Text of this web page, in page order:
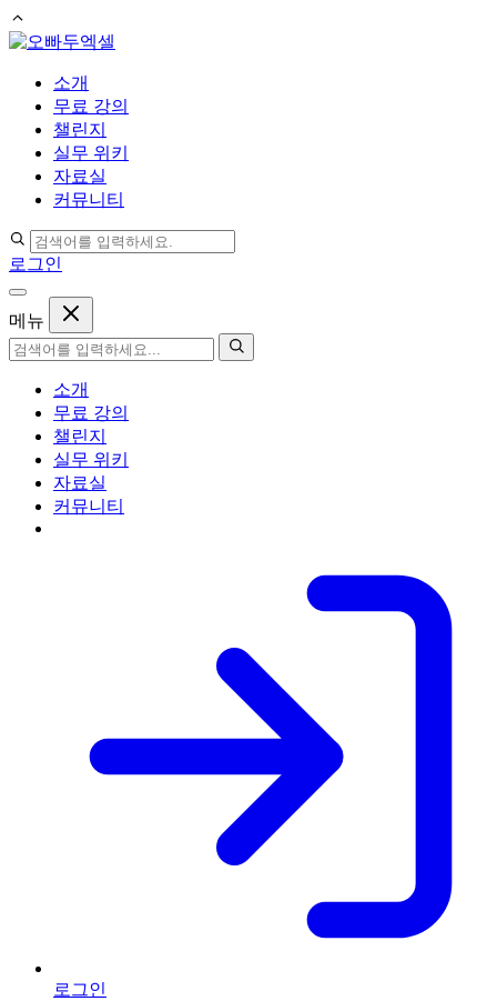
컨
소개
무료 강의
챌린지
실무 위키
자료실
커뮤니티
로그인
메뉴
소개
무료 강의
챌린지
실무 위키
자료실
커뮤니티
로그인